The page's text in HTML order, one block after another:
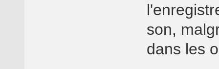
son,
dans les